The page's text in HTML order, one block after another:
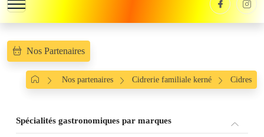
Nos Partenaires
Nos partenaires Cidrerie familiale kerné Cidres
Spécialités gastronomiques par marques